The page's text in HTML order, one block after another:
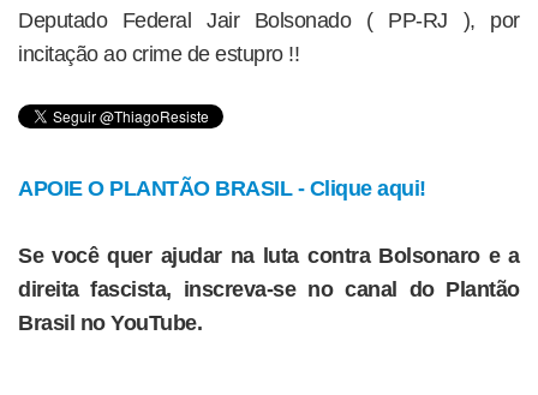
Deputado Federal Jair Bolsonado ( PP-RJ ), por
incitação ao crime de estupro !!
APOIE O PLANTÃO BRASIL - Clique aqui!
Se você quer ajudar na luta contra Bolsonaro e a
direita fascista, inscreva-se no canal do Plantão
Brasil no YouTube.